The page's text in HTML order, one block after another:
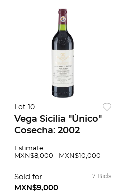
Lot 10
Vega Sicilia "Único"
Cosecha: 2002
España Nivel: en el
Estimate
MXN$8,000 - MXN$10,000
7 Bids
Sold for
MXN$9,000